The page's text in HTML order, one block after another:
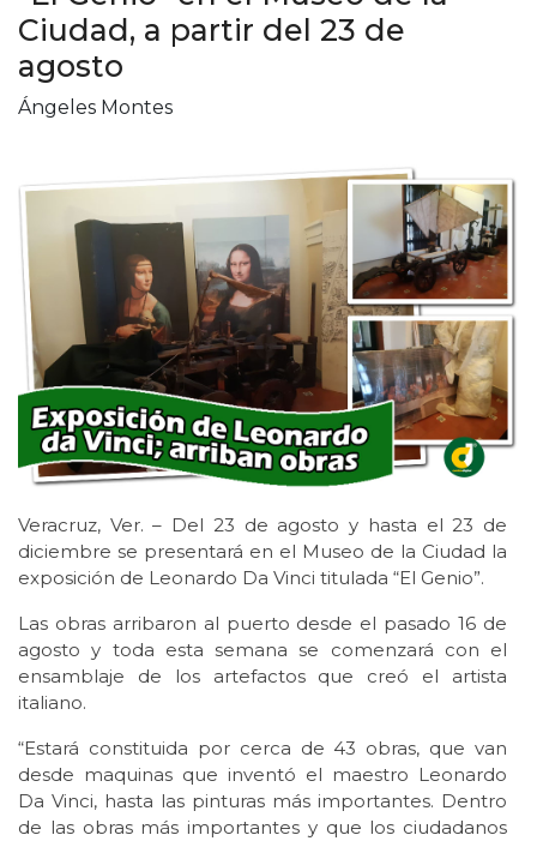
Ciudad, a partir del 23 de
agosto
Ángeles Montes
Veracruz, Ver. – Del 23 de agosto y hasta el 23 de
diciembre se presentará en el Museo de la Ciudad la
exposición de Leonardo Da Vinci titulada “El Genio”.
Las obras arribaron al puerto desde el pasado 16 de
agosto y toda esta semana se comenzará con el
ensamblaje de los artefactos que creó el artista
italiano.
“Estará constituida por cerca de 43 obras, que van
desde maquinas que inventó el maestro Leonardo
Da Vinci, hasta las pinturas más importantes. Dentro
de las obras más importantes y que los ciudadanos